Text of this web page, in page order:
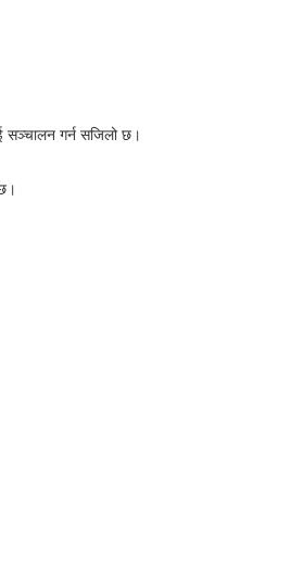
सञ्चालन गर्न सजिलो छ।